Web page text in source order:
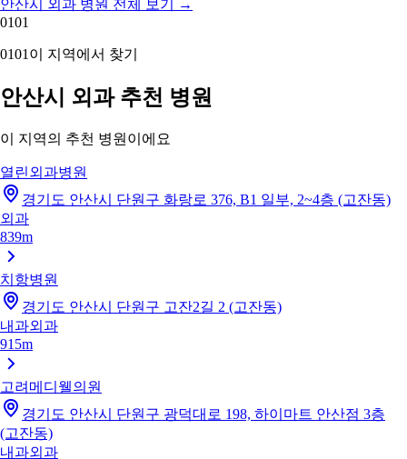
안산시 외과 병원 전체 보기
→
0101
0101 이 지역에서 찾기
안산시 외과 추천 병원
이 지역의 추천 병원이에요
열린외과병원
경기도 안산시 단원구 화랑로 376, B1 일부, 2~4층 (고잔동)
외과
839m
치항병원
경기도 안산시 단원구 고잔2길 2 (고잔동)
내과외과
915m
고려메디웰의원
경기도 안산시 단원구 광덕대로 198, 하이마트 안산점 3층
(고잔동)
내과외과